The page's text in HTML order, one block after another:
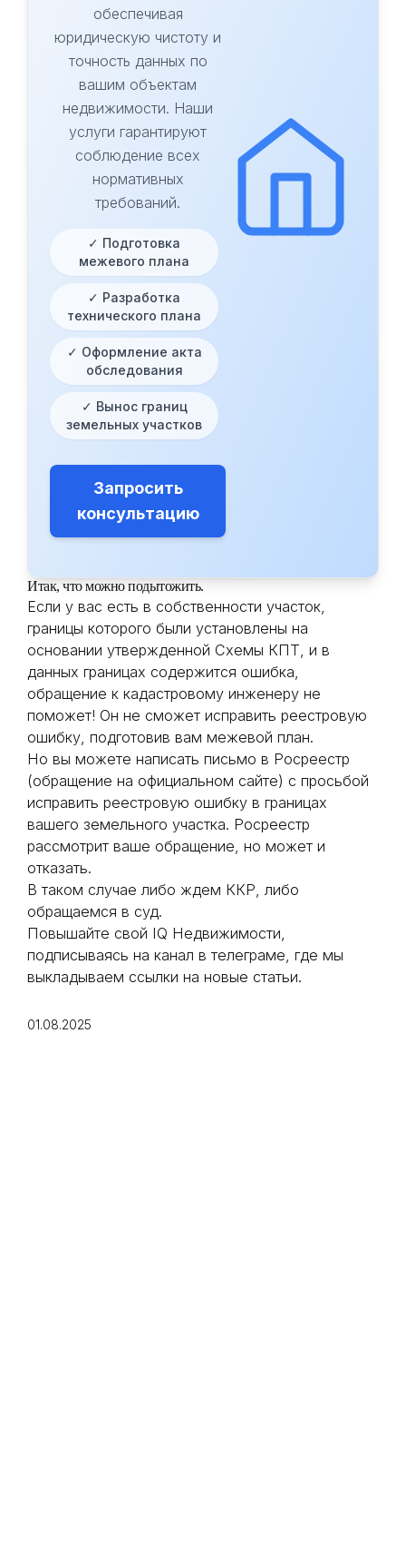
обеспечивая
юридическую чистоту и
точность данных по
вашим объектам
недвижимости. Наши
услуги гарантируют
соблюдение всех
нормативных
требований.
✓ Подготовка
межевого плана
✓ Разработка
технического плана
✓ Оформление акта
обследования
✓ Вынос границ
земельных участков
Запросить
консультацию
Итак, что можно подытожить.
Если у вас есть в собственности участок,
границы которого были установлены на
основании утвержденной Схемы КПТ, и в
данных границах содержится ошибка,
обращение к кадастровому инженеру не
поможет! Он не сможет исправить реестровую
ошибку, подготовив вам межевой план.
Но вы можете написать письмо в Росреестр
(обращение на официальном сайте) с просьбой
исправить реестровую ошибку в границах
вашего земельного участка. Росреестр
рассмотрит ваше обращение, но может и
отказать.
В таком случае либо ждем ККР, либо
обращаемся в суд.
Повышайте свой IQ Недвижимости,
подписываясь на канал в телеграме, где мы
выкладываем ссылки на новые статьи.
01.08.2025